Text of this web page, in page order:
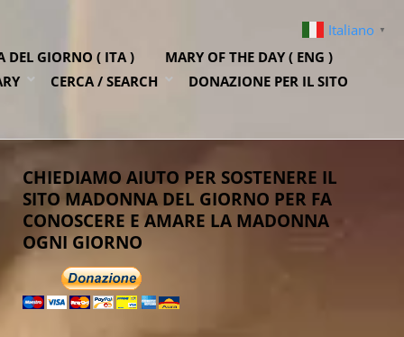
DEL GIORNO ( ITA )
MARY OF THE DAY ( ENG )
CERCA / SEARCH DONAZIONE PER IL SITO
CHIEDIAMO AIUTO PER SOSTENERE IL
SITO MADONNA DEL GIORNO PER FA
CONOSCERE E AMARE LA MADONNA
OGNI GIORNO
Italiano ▼